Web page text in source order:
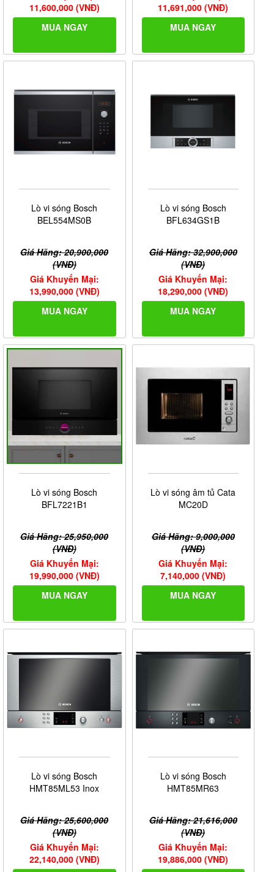
11,600,000 (VNĐ)
MUA NGAY
11,691,000 (VNĐ)
MUA NGAY
Lò vi sóng Bosch
BEL554MS0B
Giá Hãng: 20,900,000
(VNĐ)
Giá Khuyến Mại:
13,990,000 (VNĐ)
MUA NGAY
Lò vi sóng Bosch
BFL634GS1B
Giá Hãng: 32,900,000
(VNĐ)
Giá Khuyến Mại:
18,290,000 (VNĐ)
MUA NGAY
Lò vi sóng Bosch
BFL7221B1
Giá Hãng: 25,950,000
(VNĐ)
Giá Khuyến Mại:
19,990,000 (VNĐ)
MUA NGAY
Lò vi sóng âm tủ Cata
MC20D
Giá Hãng: 9,000,000
(VNĐ)
Giá Khuyến Mại:
7,140,000 (VNĐ)
MUA NGAY
Lò vi sóng Bosch
HMT85ML53 Inox
Giá Hãng: 25,600,000
(VNĐ)
Giá Khuyến Mại:
22,140,000 (VNĐ)
Lò vi sóng Bosch
HMT85MR63
Giá Hãng: 21,616,000
(VNĐ)
Giá Khuyến Mại:
19,886,000 (VNĐ)